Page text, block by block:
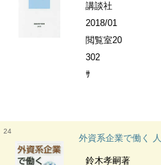
講談社
2018/01
閲覧室20
302
ｻ
24
外資系企業で働く 人事
鈴木孝嗣著